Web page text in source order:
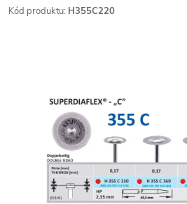
Kód produktu: H355C220